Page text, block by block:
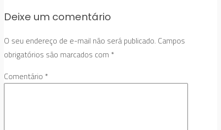
Deixe um comentário
O seu endereço de e-mail não será publicado. Campos
obrigatórios são marcados com *
Comentário *